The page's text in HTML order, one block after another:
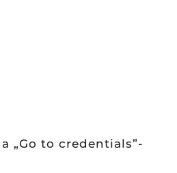
„Go to credentials”-